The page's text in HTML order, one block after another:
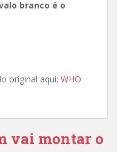
branco é o
original aqui: WHO
vai montar o